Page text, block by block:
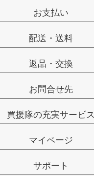
お支払い
配送・送料
返品・交換
お問合せ先
買援隊の充実サービス
マイページ
サポート